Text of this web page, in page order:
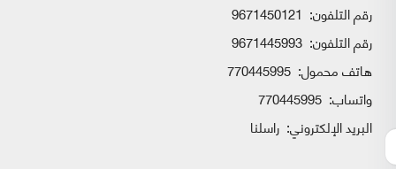
رقم التلفون: 9671450121
رقم التلفون: 9671445993
هاتف محمول: 770445995
واتساب:
البريد الإلكتروني: راسلنا